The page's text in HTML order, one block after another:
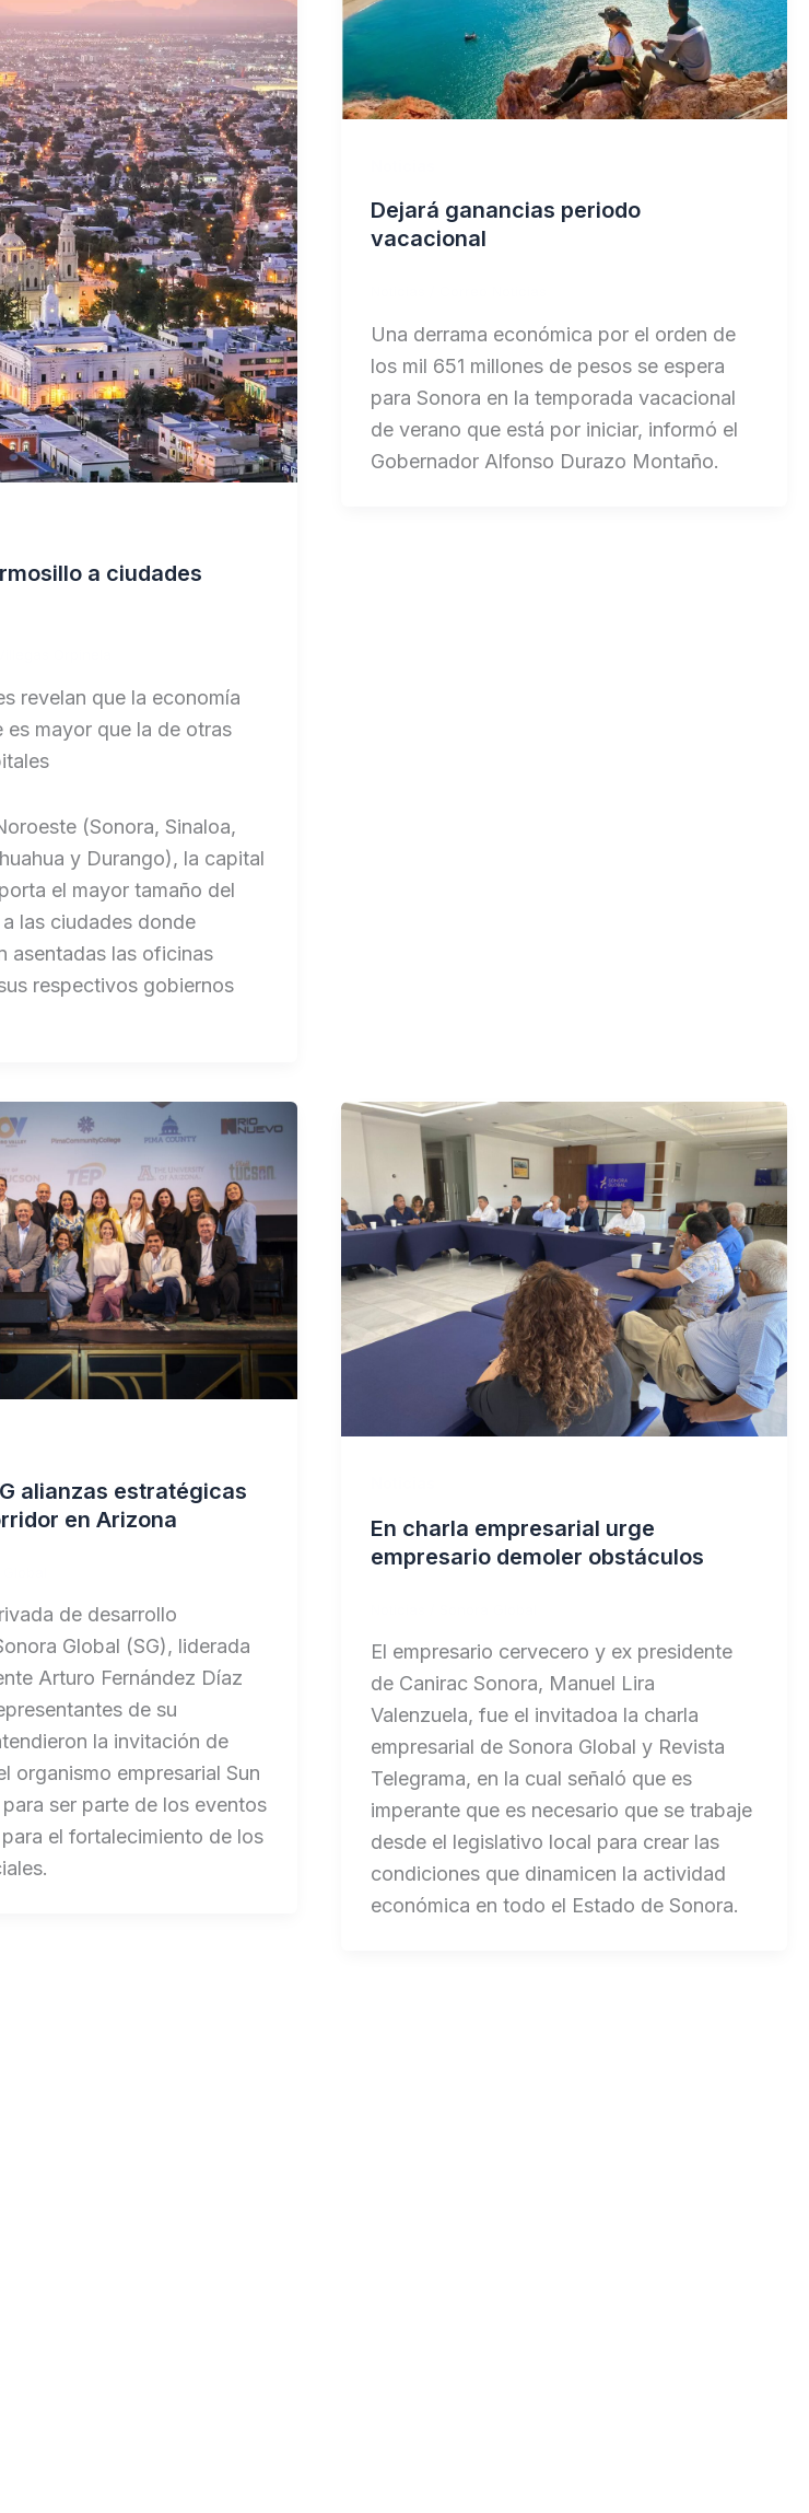
a ciudades
revelan que la economía
es mayor que la de otras
(Sonora, Sinaloa,
y Durango), la capital
el mayor tamaño del
las ciudades donde
asentadas las oficinas
respectivos gobiernos
Dejará ganancias periodo
vacacional
Una derrama económica por el orden de
los mil 651 millones de pesos se espera
para Sonora en la temporada vacacional
de verano que está por iniciar, informó el
Gobernador Alfonso Durazo Montaño.
alianzas estratégicas
en Arizona
de desarrollo
Global (SG), liderada
Arturo Fernández Díaz
de su
la invitación de
organismo empresarial Sun
ser parte de los eventos
el fortalecimiento de los
En charla empresarial urge
empresario demoler obstáculos
El empresario cervecero y ex presidente
de Canirac Sonora, Manuel Lira
Valenzuela, fue el invitadoa la charla
empresarial de Sonora Global y Revista
Telegrama, en la cual señaló que es
imperante que es necesario que se trabaje
desde el legislativo local para crear las
condiciones que dinamicen la actividad
económica en todo el Estado de Sonora.